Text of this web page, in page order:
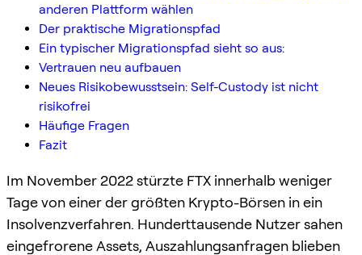
anderen Plattform wählen
Der praktische Migrationspfad
Ein typischer Migrationspfad sieht so aus:
Vertrauen neu aufbauen
Neues Risikobewusstsein: Self-Custody ist nicht
risikofrei
Häufige Fragen
Fazit
Im November 2022 stürzte FTX innerhalb weniger
Tage von einer der größten Krypto-Börsen in ein
Insolvenzverfahren. Hunderttausende Nutzer sahen
eingefrorene Assets, Auszahlungsanfragen blieben